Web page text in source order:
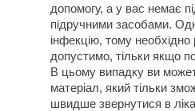
допомогу, а у вас немає
підручними засобами.
інфекцію, тому
допустимо, тільки якщо
В цьому випадку ви
матеріал, який тільки
швидше звернутися в